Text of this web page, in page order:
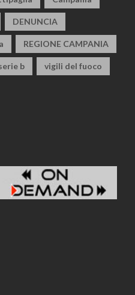
DENUNCIA
REGIONE CAMPANIA
b vigili del fuoco